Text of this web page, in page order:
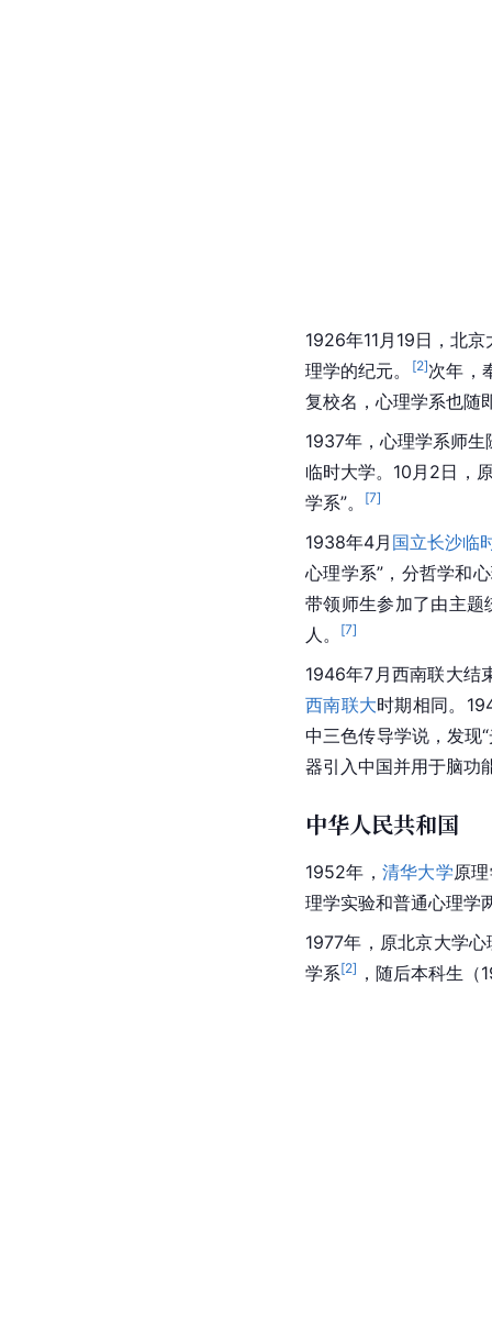
1926年11月19日，北
理学的纪元。
[2]次年，
复校名，心理学系也随
1937年，心理学系师
临时大学。10月2日，
学系”。
[7]
1938年4月 国立长沙临
心理学系”，分哲学和
带领师生参加了由主题
人。
[7]
1946年7月西南联大结
西南联大时期相同。
中三色传导学说，发现
器引入中国并用于脑功
中华人民共和国
1952年， 清华大学原
理学实验和普通心理学
1977年，原北京大学
学系[2] ，随后本科生